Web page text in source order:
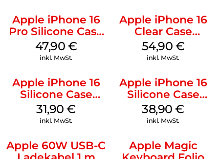
Apple iPhone 16
Pro Silicone Case
MagSafe Denim
47,90 €
inkl. MwSt.
Apple iPhone 16
Clear Case
MagSafe
Transparent
54,90 €
inkl. MwSt.
Apple iPhone 16
Silicone Case
MagSafe Fuchsia
31,90€
inkl. MwSt.
Apple iPhone 16
Silicone Case
MagSafe
Ultramarine
38,90€
inkl. MwSt.
Apple 60W USB-C
Apple Magic